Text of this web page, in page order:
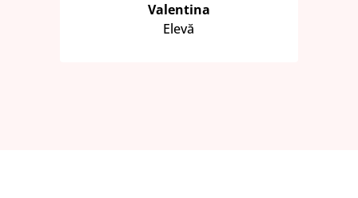
Valentina
Elevă